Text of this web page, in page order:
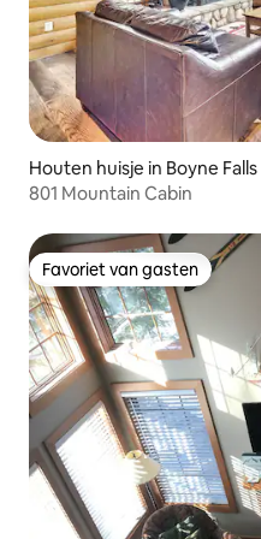
Houten huisje in Boyne Falls
801 Mountain Cabin
Favoriet van gasten
Favoriet van gasten